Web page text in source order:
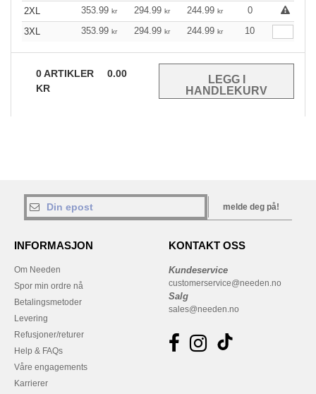
2XL
353.99 kr 294.99 kr 244.99 kr
0
3XL
353.99 kr 294.99 kr 244.99 kr 10
0ARTIKLER
0.00
KR
melde deg på!
INFORMASJON
Om Needen
Spor min ordre nå
Betalingsmetoder
Levering
Refusjoner/returer
Help & FAQs
Våre engagements
Karrierer
KONTAKT OSS
Kundeservice
customerservice@needen.no
Salg
sales@needen.no